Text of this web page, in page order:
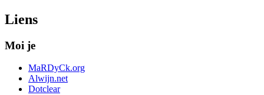
Liens
Moi je
MaRDyCk.org
Alwijn.net
Dotclear